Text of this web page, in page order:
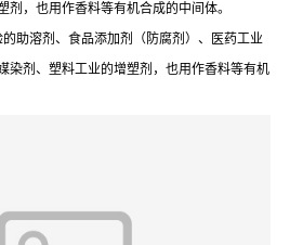
剂，也用作香料等有机合成的中间体。
助溶剂、食品添加剂（防腐剂）、医药工业
染剂、塑料工业的增塑剂，也用作香料等有机